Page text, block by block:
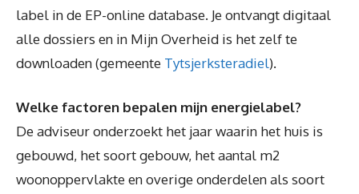
label in de EP-online database. Je ontvangt digitaal
alle dossiers en in Mijn Overheid is het zelf te
downloaden (gemeente Tytsjerksteradiel).
Welke factoren bepalen mijn energielabel?
De adviseur onderzoekt het jaar waarin het huis is
gebouwd, het soort gebouw, het aantal m2
woonoppervlakte en overige onderdelen als soort